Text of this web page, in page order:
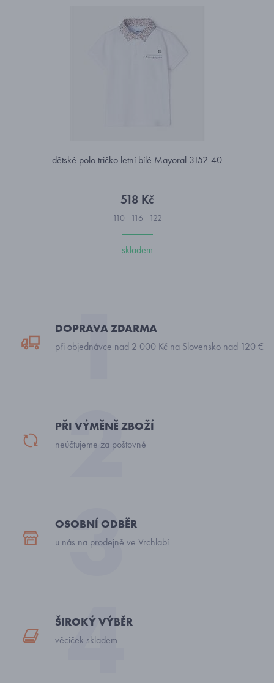
dětské polo tričko letní bílé Mayoral 3152-40
518 Kč
110 116 122
skladem
DOPRAVA ZDARMA
při objednávce nad 2 000 Kč na Slovensko nad 120 €
PŘI VÝMĚNĚ ZBOŽÍ
neúčtujeme za poštovné
OSOBNÍ ODBĚR
u nás na prodejně ve Vrchlabí
ŠIROKÝ VÝBĚR
věciček skladem